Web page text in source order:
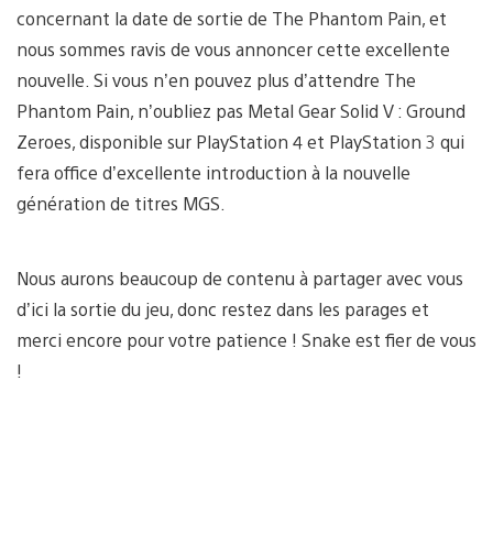
concernant la date de sortie de The Phantom Pain, et
nous sommes ravis de vous annoncer cette excellente
nouvelle. Si vous n’en pouvez plus d’attendre The
Phantom Pain, n’oubliez pas Metal Gear Solid V : Ground
Zeroes, disponible sur PlayStation 4 et PlayStation 3 qui
fera office d’excellente introduction à la nouvelle
génération de titres MGS.
Nous aurons beaucoup de contenu à partager avec vous
d’ici la sortie du jeu, donc restez dans les parages et
merci encore pour votre patience ! Snake est fier de vous
!